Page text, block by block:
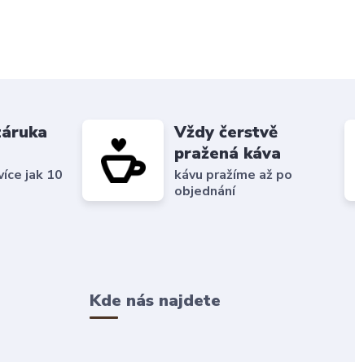
jak 10
Vždy čerstvě
pražená káva
kávu pražíme až po
objednání
Kde nás najdete